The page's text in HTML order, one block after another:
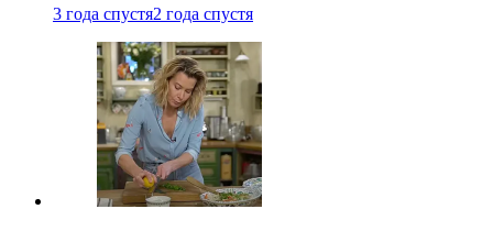
3 года спустя2 года спустя